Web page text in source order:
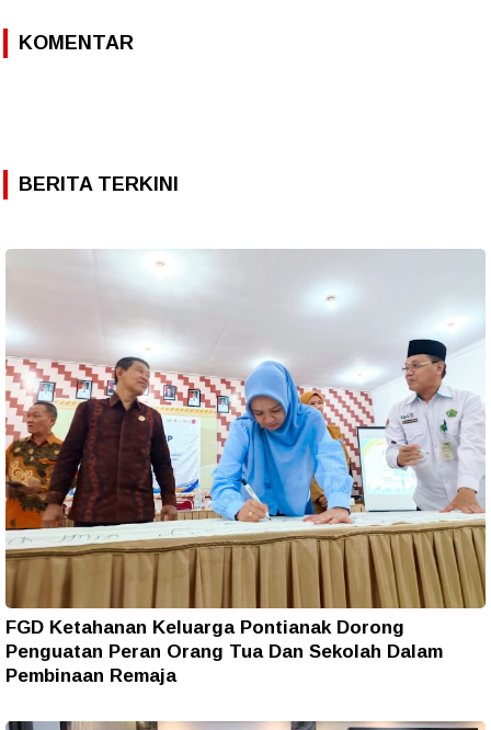
KOMENTAR
BERITA TERKINI
FGD Ketahanan Keluarga Pontianak Dorong
Penguatan Peran Orang Tua Dan Sekolah Dalam
Pembinaan Remaja